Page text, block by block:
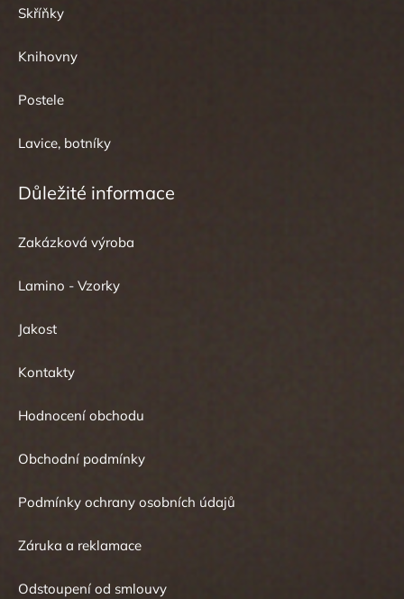
Skříňky
Knihovny
Postele
Lavice, botníky
Důležité informace
Zakázková výroba
Lamino - Vzorky
Jakost
Kontakty
Hodnocení obchodu
Obchodní podmínky
Podmínky ochrany osobních údajů
Záruka a reklamace
Odstoupení od smlouvy